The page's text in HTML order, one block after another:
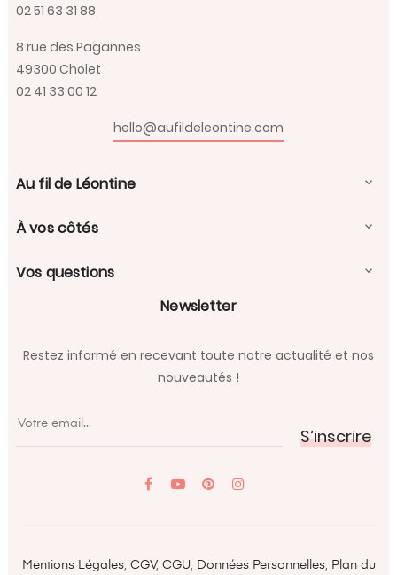
02 51 63 31 88
8 rue des Pagannes
49300 Cholet
02 41 33 00 12
hello@aufildeleontine.com
Au fil de Léontine 
À vos côtés 
Vos questions 
Newsletter
Restez informé en recevant toute notre actualité et nos
nouveautés !
S’inscrire
YouTubePinterest
Mentions Légales, CGV, CGU Données Personnelles,
Plan du